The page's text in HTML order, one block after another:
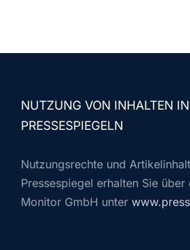
NUTZUNG VON INHALTEN IN
PRESSESPIEGELN
Nutzungsrechte und
Pressespiegel erhalten Sie über
Monitor GmbH unter